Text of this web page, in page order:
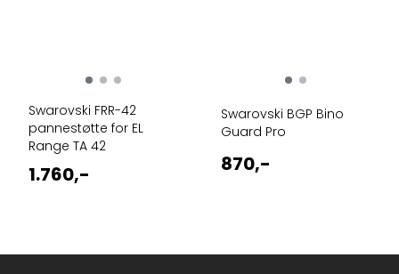
Swarovski FRR-42
pannestøtte for EL
Range TA 42
1.760,-
Swarovski BGP Bino
Guard Pro
870,-